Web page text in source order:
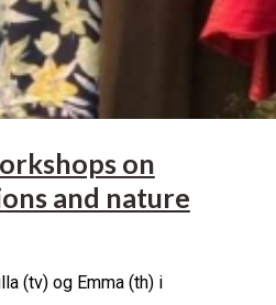
on
and nature
(tv) og Emma (th) i